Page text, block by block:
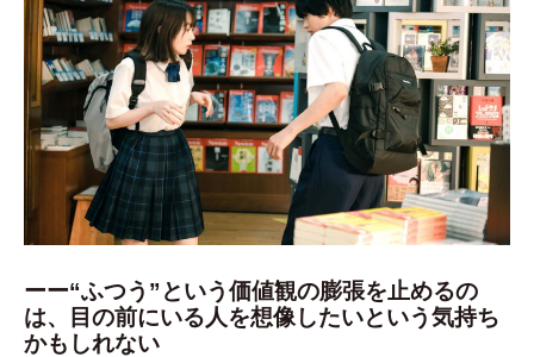
ーー“ふつう”という価値観の膨張を止めるの
は、目の前にいる人を想像したいという気持ち
かもしれない